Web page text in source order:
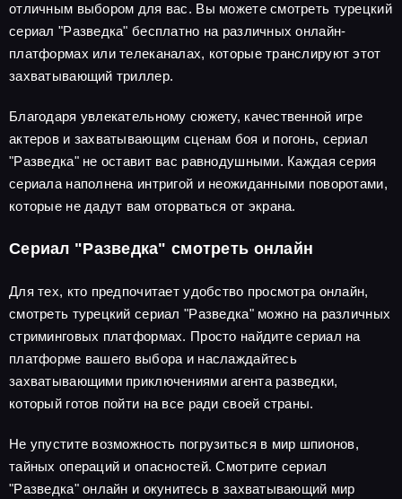
отличным выбором для вас. Вы можете смотреть турецкий
сериал "Разведка" бесплатно на различных онлайн-
платформах или телеканалах, которые транслируют этот
захватывающий триллер.
Благодаря увлекательному сюжету, качественной игре
актеров и захватывающим сценам боя и погонь, сериал
"Разведка" не оставит вас равнодушными. Каждая серия
сериала наполнена интригой и неожиданными поворотами,
которые не дадут вам оторваться от экрана.
Сериал "Разведка" смотреть онлайн
Для тех, кто предпочитает удобство просмотра онлайн,
смотреть турецкий сериал "Разведка" можно на различных
стриминговых платформах. Просто найдите сериал на
платформе вашего выбора и наслаждайтесь
захватывающими приключениями агента разведки,
который готов пойти на все ради своей страны.
Не упустите возможность погрузиться в мир шпионов,
тайных операций и опасностей. Смотрите сериал
"Разведка" онлайн и окунитесь в захватывающий мир